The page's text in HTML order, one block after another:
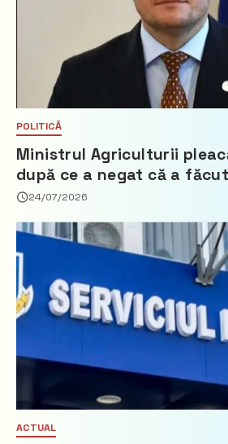
POLITICĂ
Ministrul Agriculturii
după ce a negat că a
Partidul Democrat
24/07/2026
ACTUAL